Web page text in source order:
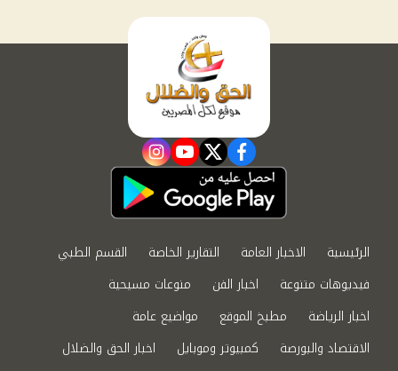
facebook
twitter
youtube
instagram
الرئيسية الاخبار العامة التقارير الخاصة
القسم الطبي
فيديوهات متنوعة
اخبار الفن
منوعات مسيحية
اخبار الرياضة
مطبخ الموقع
مواضيع عامة
الاقتصاد والبورصة
كمبيوتر وموبايل
اخبار الحق والضلال